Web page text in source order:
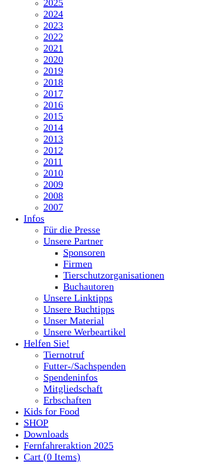
2025
2024
2023
2022
2021
2020
2019
2018
2017
2016
2015
2014
2013
2012
2011
2010
2009
2008
2007
Infos
Für die Presse
Unsere Partner
Sponsoren
Firmen
Tierschutzorganisationen
Buchautoren
Unsere Linktipps
Unsere Buchtipps
Unser Material
Unsere Werbeartikel
Helfen Sie!
Tiernotruf
Futter-/Sachspenden
Spendeninfos
Mitgliedschaft
Erbschaften
Kids for Food
SHOP
Downloads
Fernfahreraktion 2025
Cart (0 Items)